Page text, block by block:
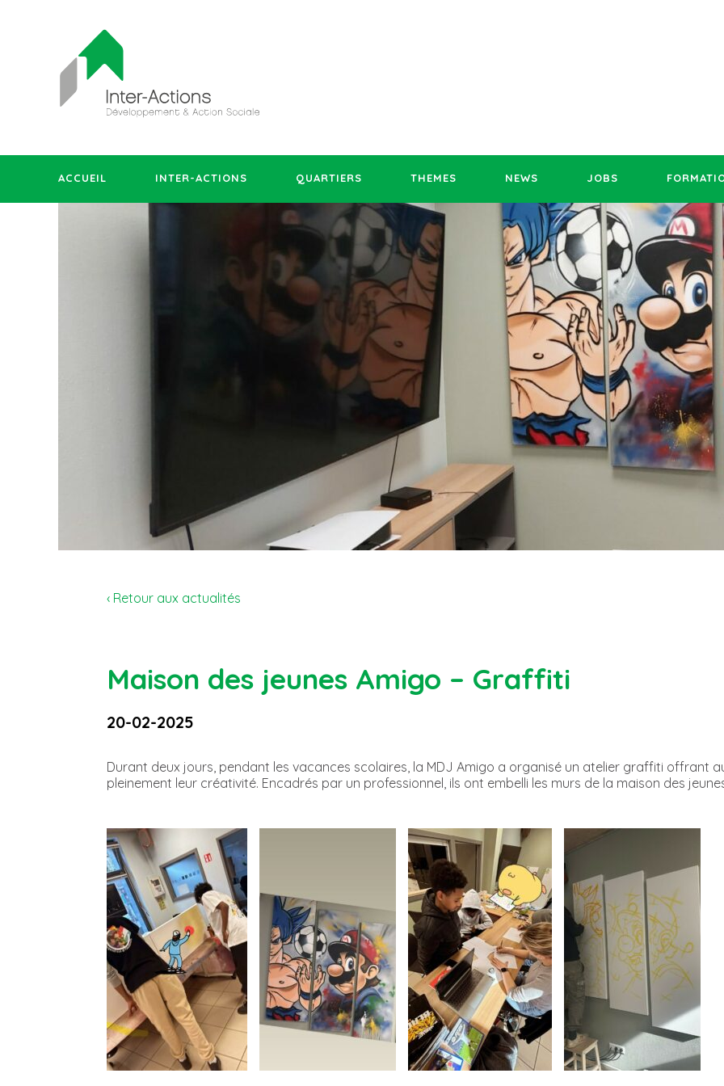
ACCUEIL INTER-ACTIONS QUARTIERS THEMES NEWS JOBS
‹ Retour aux actualités
Maison des jeunes Amigo – Graffiti
20-02-2025
Durant deux jours, pendant les vacances scolaires, la MDJ Amigo a organisé un atelier graffiti offrant
pleinement leur créativité. Encadrés par un professionnel, ils ont embelli les murs de la maison des